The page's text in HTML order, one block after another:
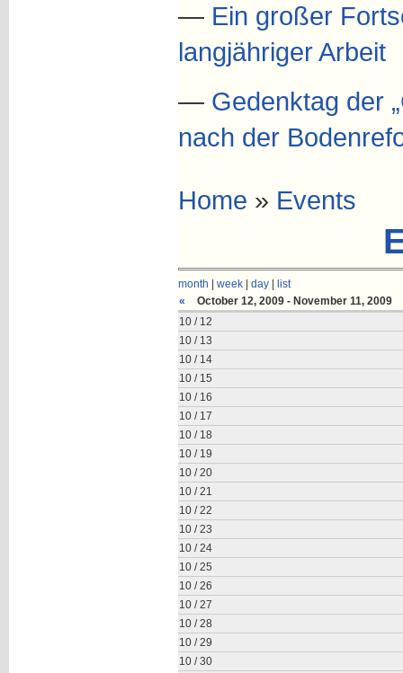
— Ein großer
langjähriger Arbeit
— Gedenktag der
nach der
Home » Events
month week| day|
list
«
October 12, 2009 - November 11, 2009
10 / 12
10 / 13
10 / 14
10 / 15
10 / 16
10 / 17
10 / 18
10 / 19
10 / 20
10 / 21
10 / 22
10 / 23
10 / 24
10 / 25
10 / 26
10 / 27
10 / 28
10 / 29
10 / 30